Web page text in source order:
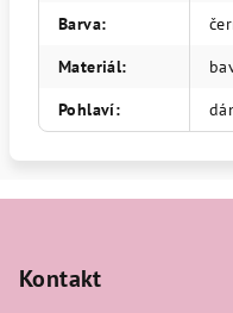
Barva:
Materiál:
Pohlaví:
Kontakt